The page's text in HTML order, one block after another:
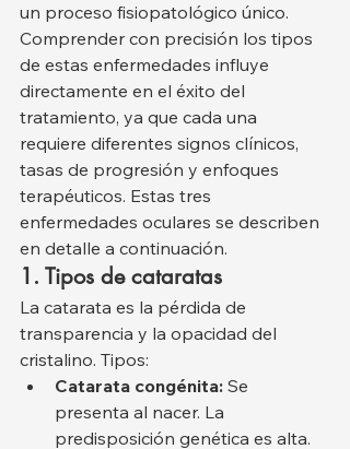
un proceso fisiopatológico único.
Comprender con precisión los tipos
de estas enfermedades influye
directamente en el éxito del
tratamiento, ya que cada una
requiere diferentes signos clínicos,
tasas de progresión y enfoques
terapéuticos. Estas tres
enfermedades oculares se describen
en detalle a continuación.
1. Tipos de cataratas
La catarata es la pérdida de
transparencia y la opacidad del
cristalino. Tipos:
Catarata congénita: Se
presenta al nacer. La
predisposición genética es alta.